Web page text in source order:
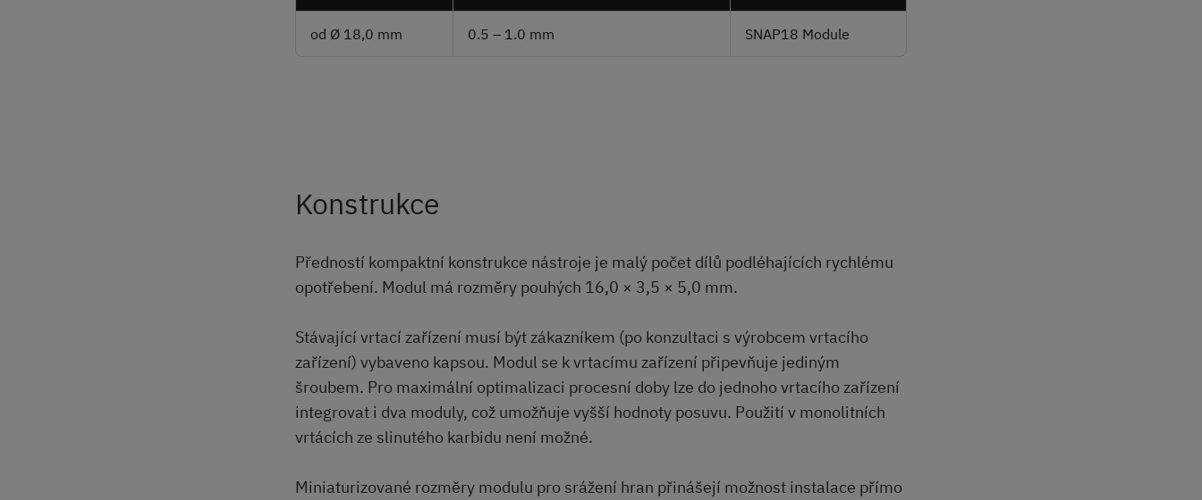
od Ø 18,0 mm 0.5 – 1.0 mm SNAP18 Module
Konstrukce
Předností kompaktní konstrukce nástroje je malý počet dílů podléhajících rychlému
opotřebení. Modul má rozměry pouhých 16,0 × 3,5 × 5,0 mm.
Stávající vrtací zařízení musí být zákazníkem (po konzultaci s výrobcem vrtacího
zařízení) vybaveno kapsou. Modul se k vrtacímu zařízení připevňuje jediným
šroubem. Pro maximální optimalizaci procesní doby lze do jednoho vrtacího zařízení
integrovat i dva moduly, což umožňuje vyšší hodnoty posuvu. Použití v monolitních
vrtácích ze slinutého karbidu není možné.
Miniaturizované rozměry modulu pro srážení hran přinášejí možnost instalace přímo